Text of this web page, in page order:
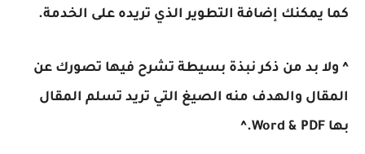
كما يمكنك إضافة التطوير الذي تريده على الخدمة.
^ ولا بد من ذكر نبذة بسيطة تشرح فيها تصورك عن
المقال والهدف منه الصيغ التي تريد تسلم المقال
بها Word & PDF.^